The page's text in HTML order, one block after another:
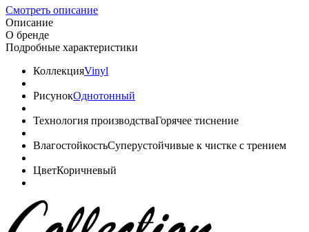
Смотреть описание
Описание
О бренде
Подробные характеристики
КоллекцияVinyl
РисунокОднотонный
Технология производстваГорячее тиснение
ВлагостойкостьСуперустойчивые к чистке с трением
ЦветКоричневый